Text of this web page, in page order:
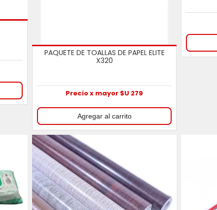
PAQUETE DE TOALLAS DE PAPEL ELITE
X320
Precio x mayor $U 279